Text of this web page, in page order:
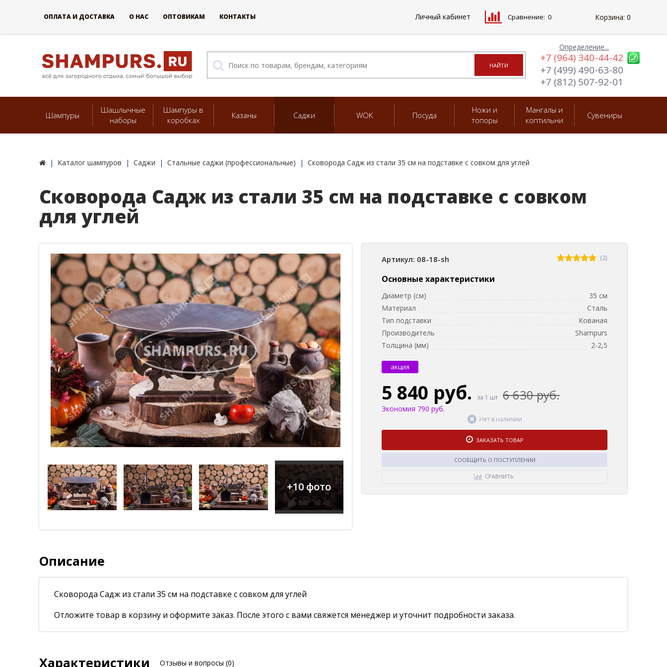
Определение...
+7 (964) 340-44-42
+7 (499) 490-63-80
+7 (812) 507-92-01
Шампуры
Шашлычные
наборы
Шампуры в
коробках
Казаны Саджи WOK Посуда
Ножи и
топоры
Мангалы и
коптильни
Сувениры
Каталог шампуров Саджи Стальные саджи (профессиональные) Сковорода Садж из стали 35 см на подставке с совком для углей
Сковорода Садж из стали 35 см на подставке с совком
для углей
+10 фото
Артикул: 08-18-sh (2)
Основные характеристики
Диаметр (см)
35 см
Материал
Сталь
Тип подставки
Кованая
Производитель
Shampurs
Толщина (мм)
2-2,5
акция
5 840 руб. за 1 шт 6 630 руб.
Экономия 790 руб.
Нет в наличии
ЗАКАЗАТЬ ТОВАР
СООБЩИТЬ О ПОСТУПЛЕНИИ
СРАВНИТЬ
Описание
Сковорода Садж из стали 35 см на подставке с совком для углей
Отложите товар в корзину и оформите заказ. После этого с вами свяжется менеджер и уточнит подробности заказа.
Характеристики Отзывы и вопросы (0)
ОПЛАТА И ДОСТАВКА О НАС ОПТОВИКАМ КОНТАКТЫ Личный кабинет Сравнение: 0 Корзина: 0